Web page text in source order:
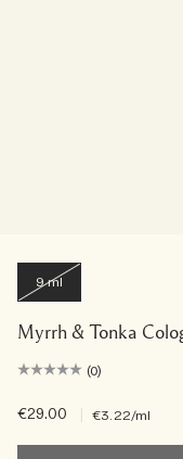
9 ml
Myrrh & Tonka
(0)
€29.00 €3.22/ml